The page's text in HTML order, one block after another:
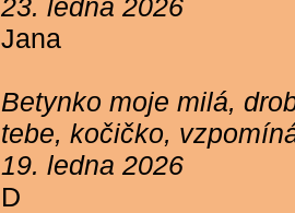
23. ledna 2026
Jana
Betynko moje milá,
tebe, kočičko,
19. ledna 2026
D